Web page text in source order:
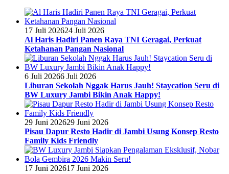
17 Juli 202624 Juli 2026
Al Haris Hadiri Panen Raya TNI Geragai, Perkuat
Ketahanan Pangan Nasional
6 Juli 20266 Juli 2026
Liburan Sekolah Nggak Harus Jauh! Staycation Seru di
BW Luxury Jambi Bikin Anak Happy!
29 Juni 202629 Juni 2026
Pisau Dapur Resto Hadir di Jambi Usung Konsep Resto
Family Kids Friendly
17 Juni 202617 Juni 2026